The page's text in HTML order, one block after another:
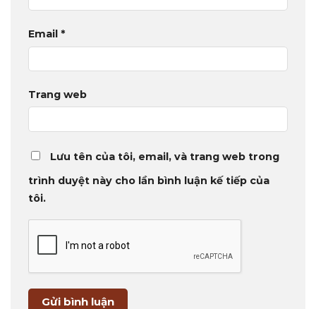
Email *
Trang web
Lưu tên của tôi, email, và trang web trong
trình duyệt này cho lần bình luận kế tiếp của
tôi.